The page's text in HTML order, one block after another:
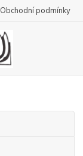
Obchodní podmínky